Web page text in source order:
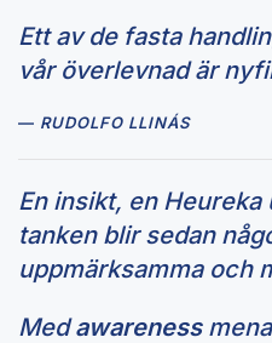
Ett av de fasta
vår överlevnad är
RUDOLFO LLINÁS
En insikt, en
tanken blir sedan
uppmärksamma och
Medawareness